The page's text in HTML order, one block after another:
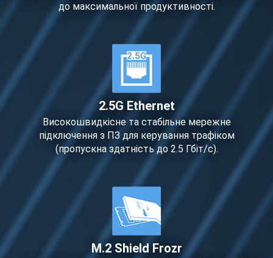
до максимальної продуктивності.
2.5G Ethernet
Високошвидкісне та стабільне мережне
підключення з ПЗ для керування трафіком
(пропускна здатність до 2.5 Гбіт/с).
M.2 Shield Frozr